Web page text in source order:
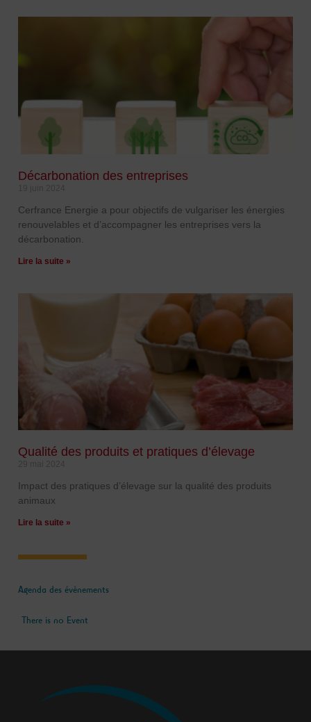
Décarbonation des entreprises
Cerfrance Energie a pour objectifs de vulgariser les énergies
renouvelables et d’accompagner les entreprises vers la
décarbonation.
Lire la suite »
Qualité des produits et pratiques d’élevage
Impact des pratiques d’élevage sur la qualité des produits
animaux
Lire la suite »
Agenda des évènements
There is no Event